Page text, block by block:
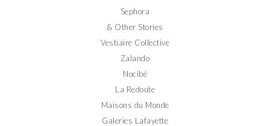
Sephora
& Other Stories
Vestiaire Collective
Zalando
Nocibé
La Redoute
Maisons du Monde
Galeries Lafayette